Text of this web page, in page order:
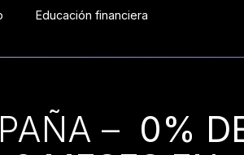
Educación financiera
– 0%